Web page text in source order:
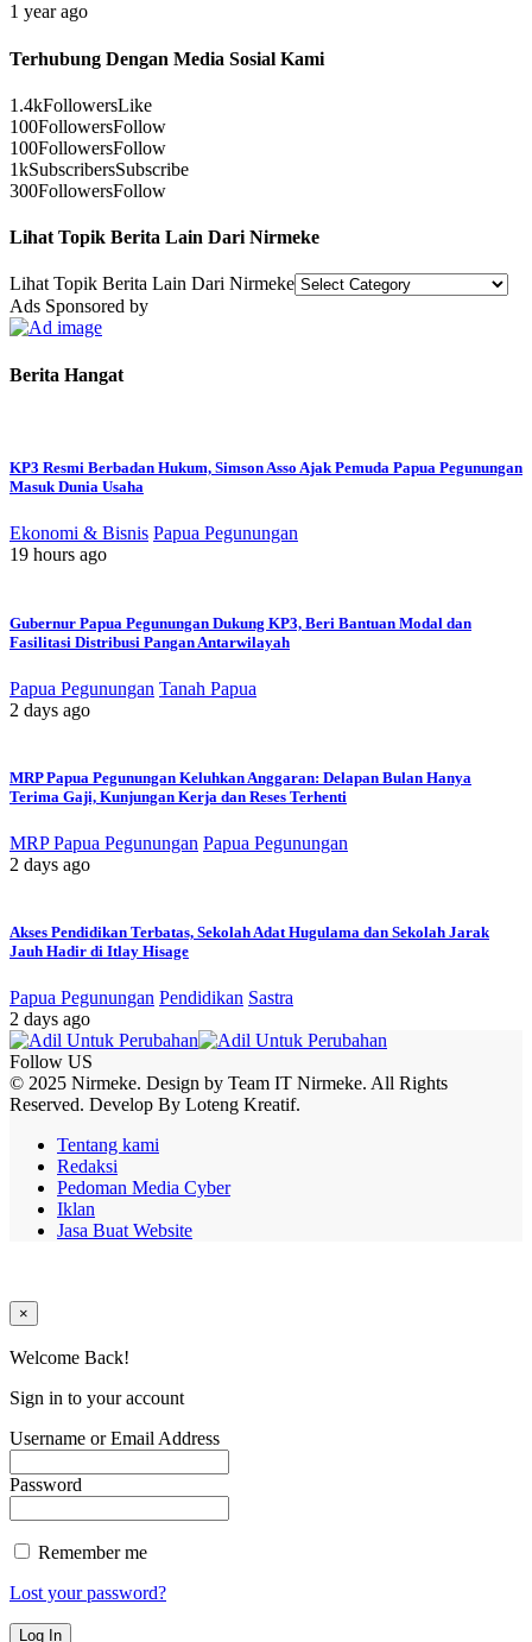
1 year ago
Terhubung Dengan Media Sosial Kami
1.4kFollowersLike
100FollowersFollow
100FollowersFollow
1kSubscribersSubscribe
300FollowersFollow
Lihat Topik Berita Lain Dari Nirmeke
Lihat Topik Berita Lain Dari Nirmeke
Ads Sponsored by
Berita Hangat
KP3 Resmi Berbadan Hukum, Simson Asso Ajak Pemuda Papua Pegunungan
Masuk Dunia Usaha
Ekonomi & Bisnis Papua Pegunungan
19 hours ago
Gubernur Papua Pegunungan Dukung KP3, Beri Bantuan Modal dan
Fasilitasi Distribusi Pangan Antarwilayah
Papua Pegunungan Tanah Papua
2 days ago
MRP Papua Pegunungan Keluhkan Anggaran: Delapan Bulan Hanya
Terima Gaji, Kunjungan Kerja dan Reses Terhenti
MRP Papua Pegunungan Papua Pegunungan
2 days ago
Akses Pendidikan Terbatas, Sekolah Adat Hugulama dan Sekolah Jarak
Jauh Hadir di Itlay Hisage
Papua Pegunungan Pendidikan Sastra
2 days ago
Follow US
© 2025 Nirmeke. Design by Team IT Nirmeke. All Rights
Reserved. Develop By Loteng Kreatif.
Tentang kami
Redaksi
Pedoman Media Cyber
Iklan
Jasa Buat Website
×
Welcome Back!
Sign in to your account
Username or Email Address
Password
Remember me
Lost your password?